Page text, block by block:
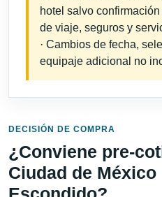
hotel salvo
de viaje, seguros y
· Cambios de fecha,
equipaje adicional no
DECISIÓN DE COMPRA
¿Conviene pre-
Ciudad de México